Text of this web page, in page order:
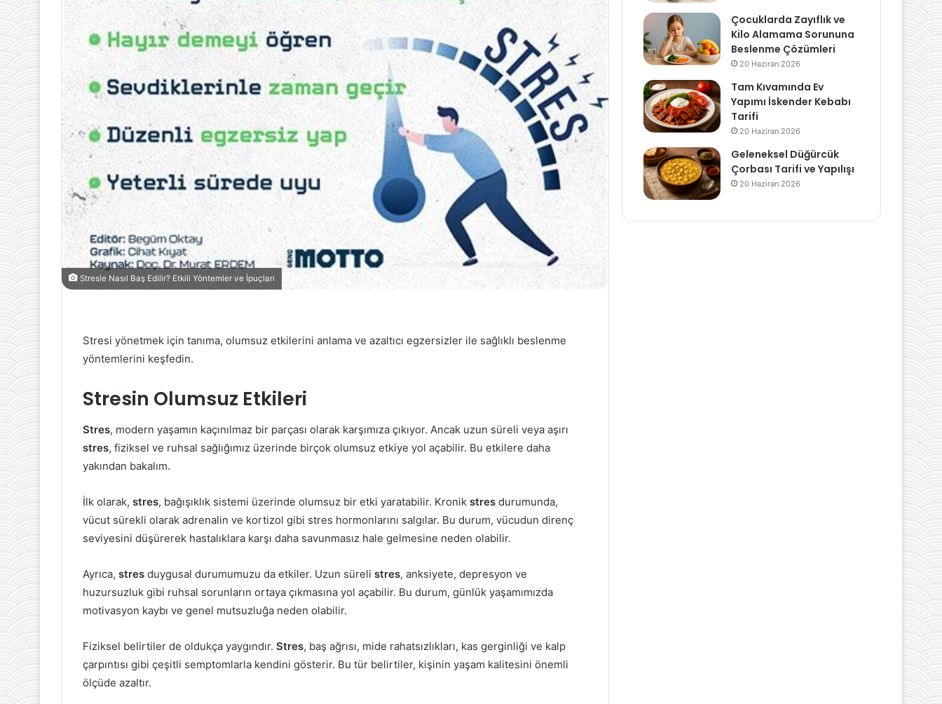
Stresle Nasıl Baş Edilir? Etkili Yöntemler ve İpuçları
Stresi yönetmek için tanıma, olumsuz etkilerini anlama ve azaltıcı egzersizler ile sağlıklı beslenme
yöntemlerini keşfedin.
Stresin Olumsuz Etkileri
Stres, modern yaşamın kaçınılmaz bir parçası olarak karşımıza çıkıyor. Ancak uzun süreli veya aşırı
stres, fiziksel ve ruhsal sağlığımız üzerinde birçok olumsuz etkiye yol açabilir. Bu etkilere daha
yakından bakalım.
İlk olarak, stres, bağışıklık sistemi üzerinde olumsuz bir etki yaratabilir. Kronik stres durumunda,
vücut sürekli olarak adrenalin ve kortizol gibi stres hormonlarını salgılar. Bu durum, vücudun direnç
seviyesini düşürerek hastalıklara karşı daha savunmasız hale gelmesine neden olabilir.
Ayrıca, stres duygusal durumumuzu da etkiler. Uzun süreli stres, anksiyete, depresyon ve
huzursuzluk gibi ruhsal sorunların ortaya çıkmasına yol açabilir. Bu durum, günlük yaşamımızda
motivasyon kaybı ve genel mutsuzluğa neden olabilir.
Fiziksel belirtiler de oldukça yaygındır. Stres, baş ağrısı, mide rahatsızlıkları, kas gerginliği ve kalp
çarpıntısı gibi çeşitli semptomlarla kendini gösterir. Bu tür belirtiler, kişinin yaşam kalitesini önemli
ölçüde azaltır.
Çocuklarda Zayıflık ve
Kilo Alamama Sorununa
Beslenme Çözümleri
20 Haziran 2026
Tam Kıvamında Ev
Yapımı İskender Kebabı
Tarifi
20 Haziran 2026
Geleneksel Düğürcük
Çorbası Tarifi ve Yapılışı
20 Haziran 2026